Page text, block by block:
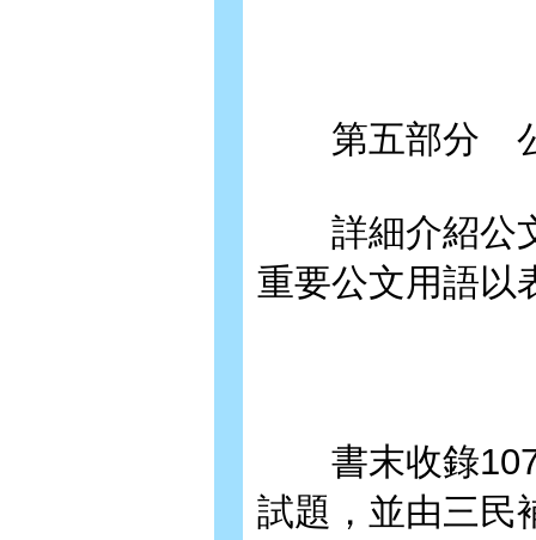
第五部分 公
詳細介紹公文
重要公文用語以
書末收錄107
試題，並由三民